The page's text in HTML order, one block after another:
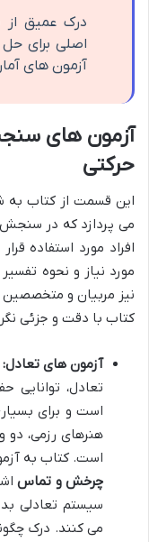
درک عمیق از
اصلی برای
آزمون های
آزمون های
حرکتی
این قسمت از کتاب به
می پردازد که در سنجش
افراد مورد استفاده
مورد نیاز و نحوه
نیز مربیان و متخصصین
کتاب با دقت و جزئی
آزمون های تعادل:
تعادل،
است و برای
هنرهای رزمی، دو
است. کتاب به
چرخش و تماس
سیستم تعادلی
می کنند. درک